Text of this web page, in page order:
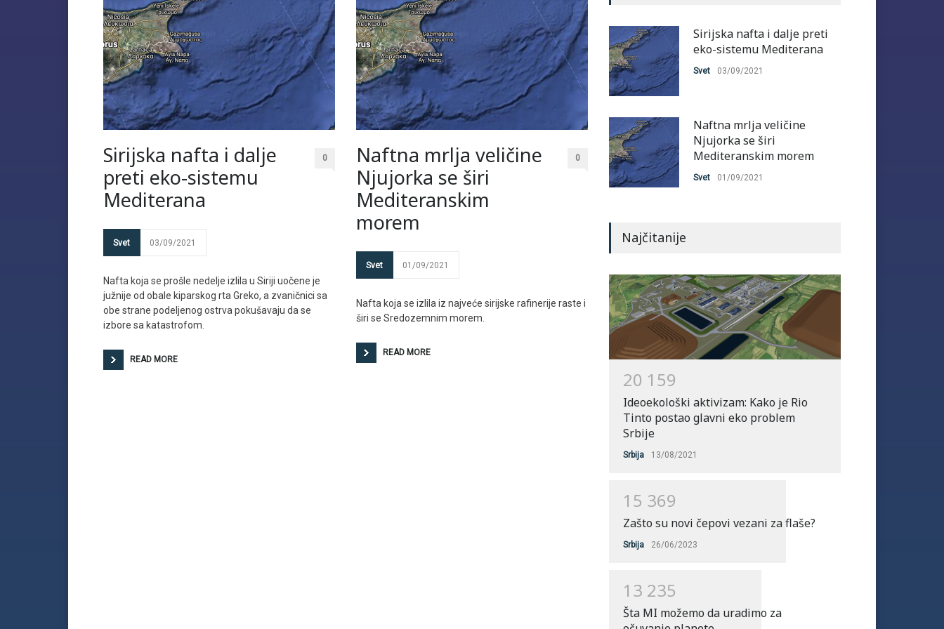
Sirijska nafta i dalje
preti eko-sistemu
Mediterana
0
Svet 03/09/2021
Nafta koja se prošle nedelje izlila u Siriji uočene je
južnije od obale kiparskog rta Greko, a zvaničnici sa
obe strane podeljenog ostrva pokušavaju da se
izbore sa katastrofom.
READ MORE
Naftna mrlja veličine
Njujorka se širi
Mediteranskim
morem
0
Svet 01/09/2021
Nafta koja se izlila iz najveće sirijske rafinerije raste i
širi se Sredozemnim morem.
READ MORE
Sirijska nafta i dalje preti
eko-sistemu Mediterana
Svet 03/09/2021
Naftna mrlja veličine
Njujorka se širi
Mediteranskim morem
Svet 01/09/2021
Najčitanije
20 1 59
Ideoekološki aktivizam: Kako je Rio
Tinto postao glavni eko problem
Srbije
Srbija 13/08/2021
1 5 369
Zašto su novi čepovi vezani za flaše?
Srbija 26/06/2023
1 3 235
Šta MI možemo da uradimo za